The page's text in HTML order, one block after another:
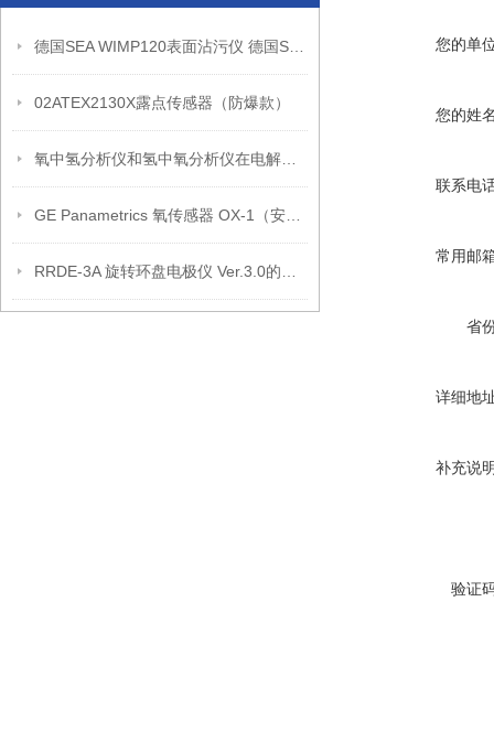
02ATEX2130X露点传感器（防爆款）
您的单
您的姓
联系电
常用邮
省
详细地
补充说
验证